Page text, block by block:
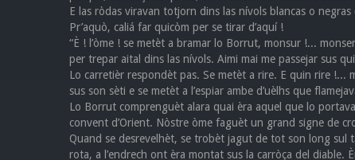
E las ròdas viravan totjorn dins las nívols blancas o negras
Pr’aquò, caliá far quicòm per se tirar d’aquí !
“È ! l’òme ! se metèt a bramar lo Borrut, monsur !...
per trepar aital dins las nívols. Aimi mai me passejar sus
Lo carretièr respondèt pas. Se metèt a rire. E quin rire !...
sus son sèti e se metèt a l’espiar ambe d’uèlhs que
Lo Borrut comprenguèt alara quai èra aquel que lo
convent d’Orient. Nòstre òme faguèt un grand signe de
Quand se desrevelhèt, se trobèt jagut de tot son long sul
rota, a l’endrech ont èra montat sus la carròça del